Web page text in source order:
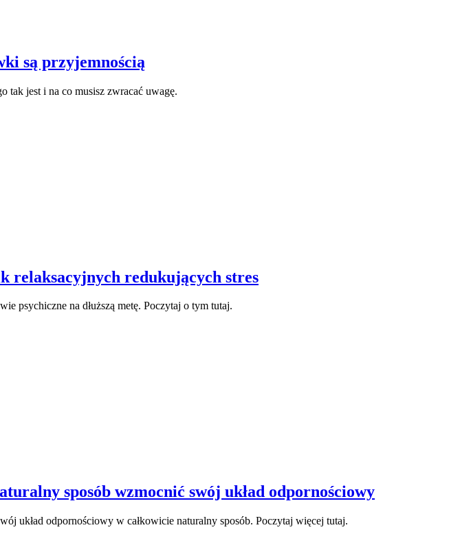
są przyjemnością
tak jest i na co musisz zwracać uwagę.
relaksacyjnych redukujących stres
psychiczne na dłuższą metę. Poczytaj o tym tutaj.
sposób wzmocnić swój układ odpornościowy
układ odpornościowy w całkowicie naturalny sposób. Poczytaj więcej tutaj.